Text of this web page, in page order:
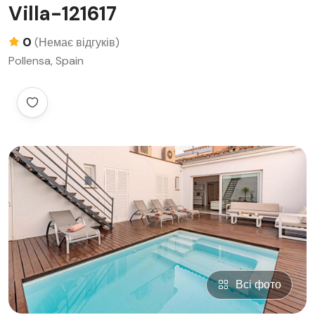
Villa-121617
0 (Немає відгуків)
Pollensa, Spain
Всі фото